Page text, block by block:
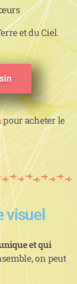
et du Ciel.
pour acheter le
visuel
et qui
on peut